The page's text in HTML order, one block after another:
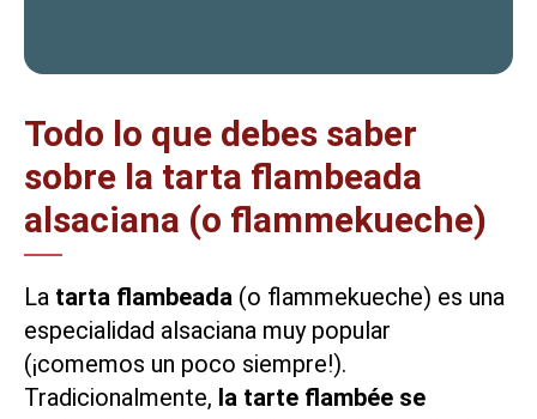
Todo lo que debes saber
sobre la tarta flambeada
alsaciana (o flammekueche)
La tarta flambeada (o flammekueche) es una
especialidad alsaciana muy popular
(¡comemos un poco siempre!).
Tradicionalmente, la tarte flambée se